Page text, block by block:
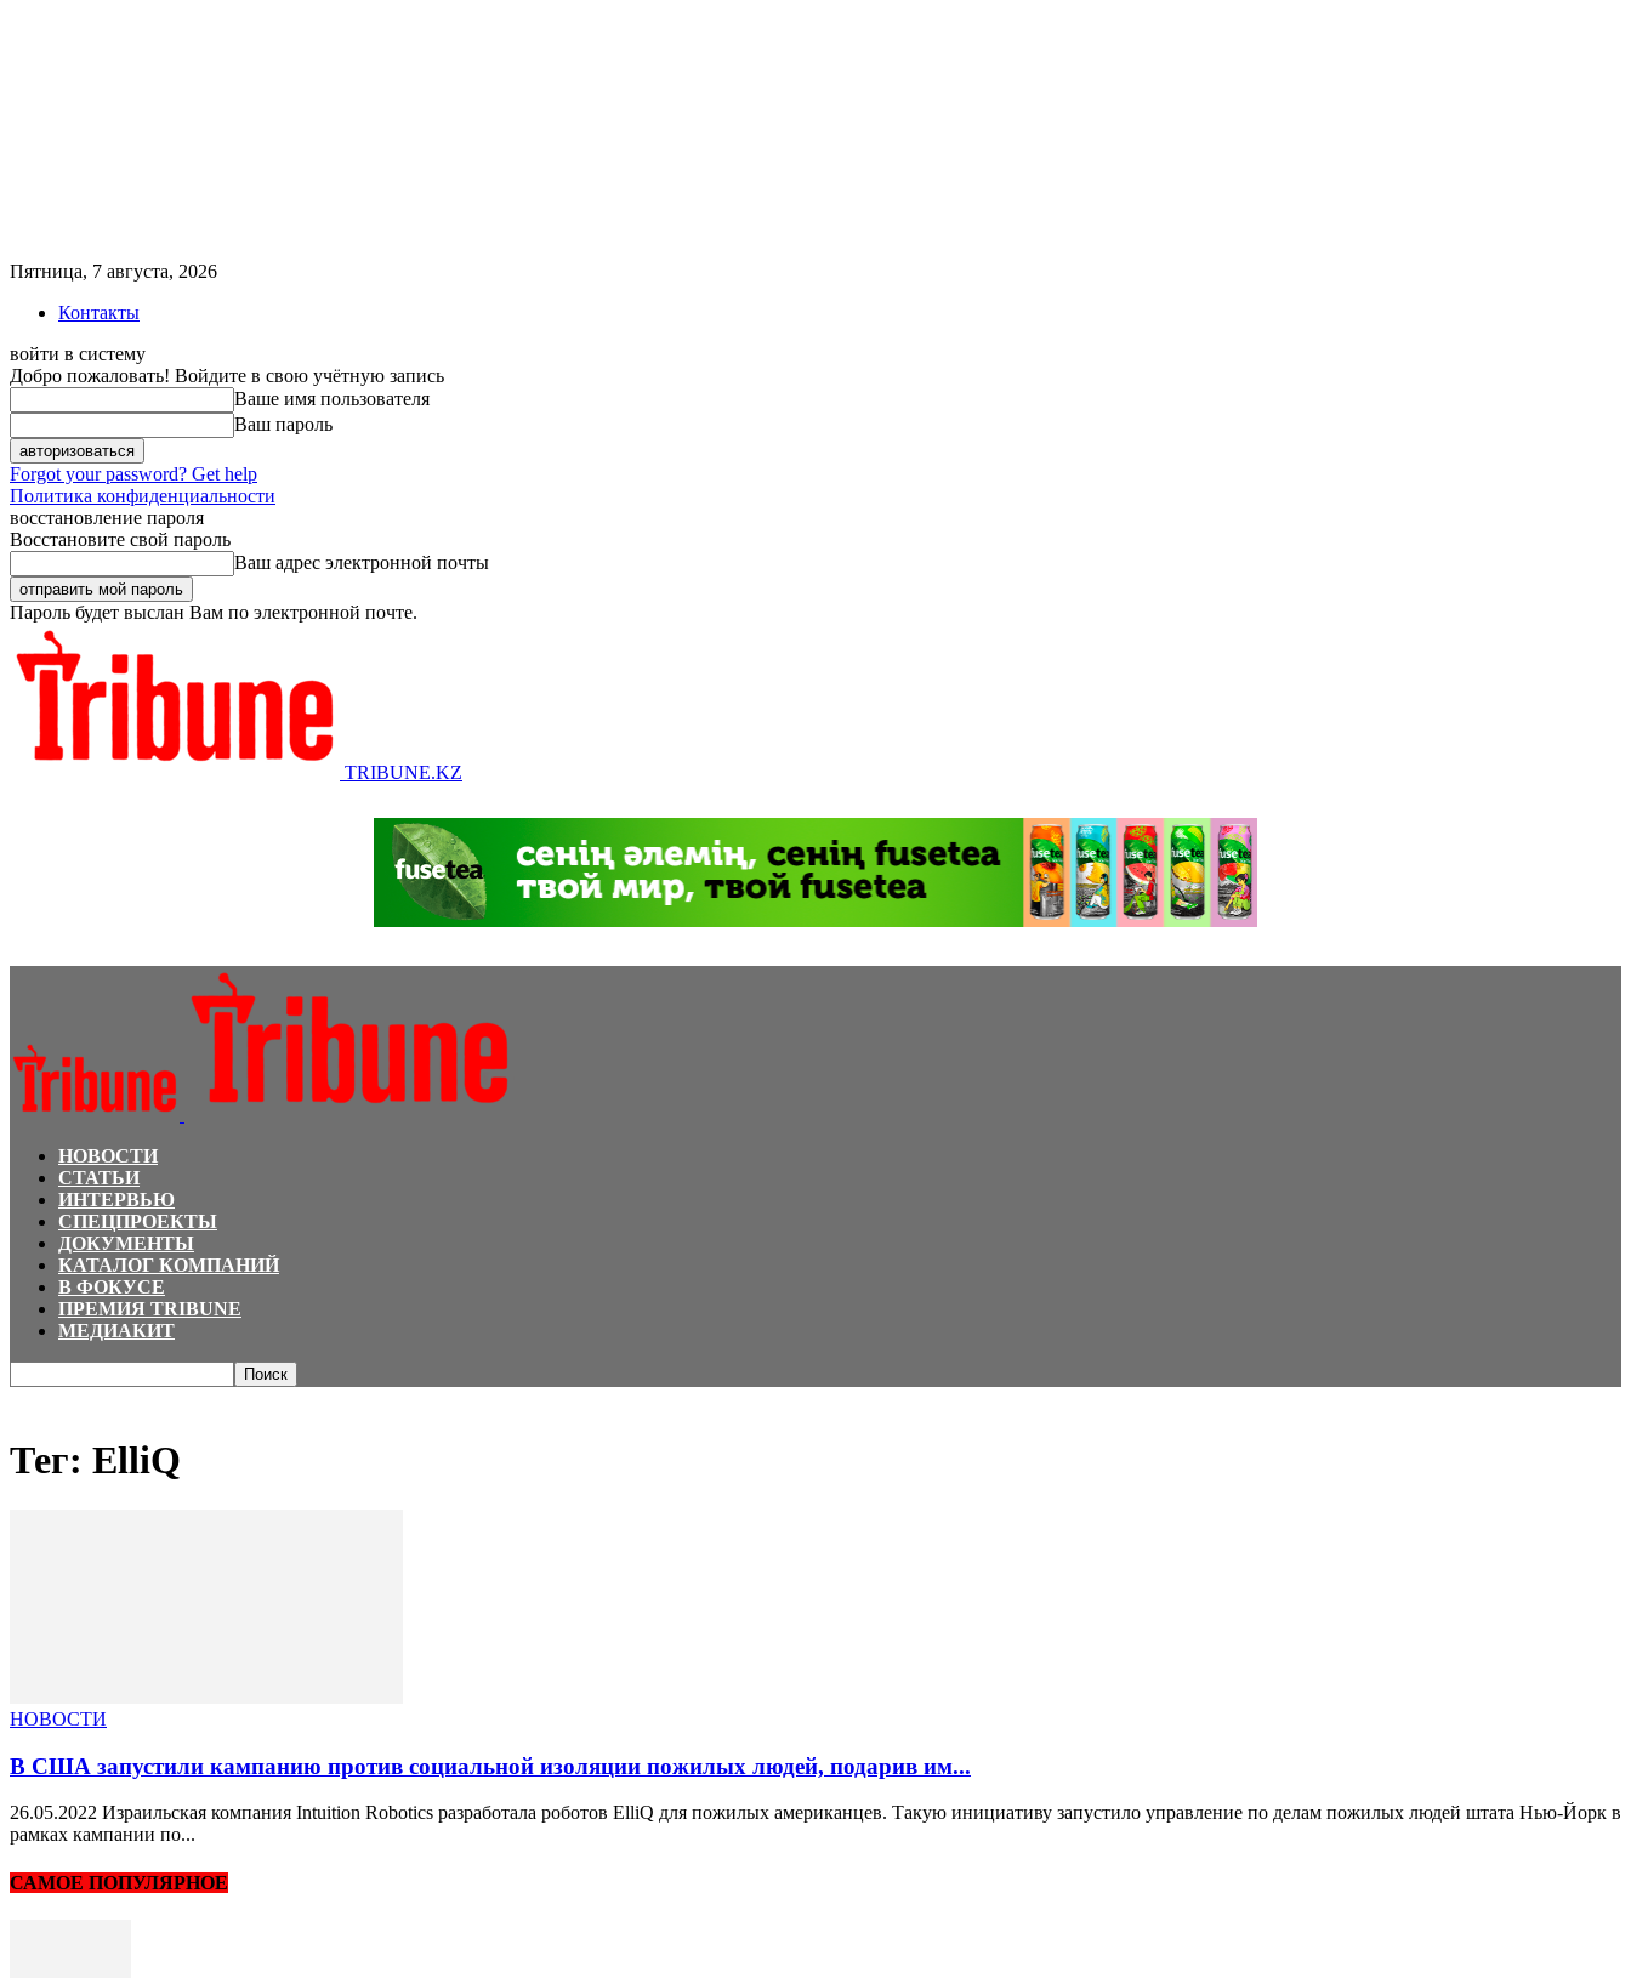
Пятница, 7 августа, 2026
Контакты
войти в систему
Добро пожаловать! Войдите в свою учётную запись
Ваше имя пользователя
Ваш пароль
Forgot your password? Get help
Политика конфиденциальности
восстановление пароля
Восстановите свой пароль
Ваш адрес электронной почты
Пароль будет выслан Вам по электронной почте.
TRIBUNE.KZ
НОВОСТИ
СТАТЬИ
ИНТЕРВЬЮ
СПЕЦПРОЕКТЫ
ДОКУМЕНТЫ
КАТАЛОГ КОМПАНИЙ
В ФОКУСЕ
ПРЕМИЯ TRIBUNE
МЕДИАКИТ
Тег: ElliQ
НОВОСТИ
В США запустили кампанию против социальной изоляции пожилых людей, подарив им...
26.05.2022 Израильская компания Intuition Robotics разработала роботов ElliQ для пожилых американцев. Такую инициативу запустило управление по делам пожилых людей штата Нью-Йорк в
рамках кампании по...
САМОЕ ПОПУЛЯРНОЕ